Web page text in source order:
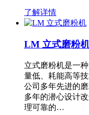
了解详情
LM 立式磨粉
立式磨粉机是一
量低、耗能高等
公司多年先进的
多年的潜心设计
理可靠的…